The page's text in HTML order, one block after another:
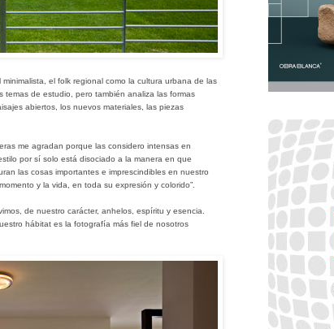
el folk regional como la cultura urbana de las
de estudio, pero también analiza las formas
abiertos, los nuevos materiales, las piezas
me agradan porque las considero intensas en
por sí solo está disociado a la manera en que
las cosas importantes e imprescindibles en nuestro
y la vida, en toda su expresión y colorido”.
de nuestro carácter, anhelos, espíritu y esencia.
hábitat es la fotografía más fiel de nosotros